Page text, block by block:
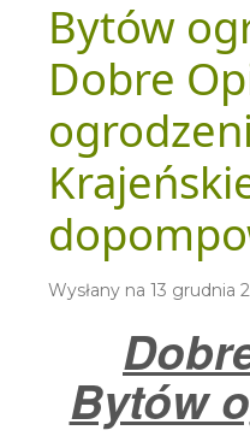
Bytów
Dobre
Wysłany na 13 grudnia
Bytów